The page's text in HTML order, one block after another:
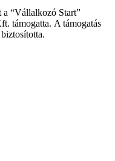
a “Vállalkozó Start”
támogatta. A támogatás